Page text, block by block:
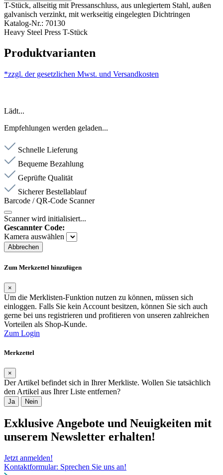
T-Stück, allseitig mit Pressanschluss, aus unlegiertem Stahl, außen
galvanisch verzinkt, mit werkseitig eingelegten Dichtringen
Katalog-Nr.: 70130
Heavy Steel Press T-Stück
Produktvarianten
*zzgl. der gesetzlichen Mwst. und Versandkosten
Lädt...
Empfehlungen werden geladen...
Schnelle Lieferung
Bequeme Bezahlung
Geprüfte Qualität
Sicherer Bestellablauf
Barcode / QR-Code Scanner
Scanner wird initialisiert...
Gescannter Code:
Kamera auswählen
Abbrechen
Zum Merkzettel hinzufügen
×
Um die Merklisten-Funktion nutzen zu können, müssen sich
einloggen. Falls Sie kein Account besitzen, können Sie sich auch
gerne bei uns registrieren und profitieren von unseren zahlreichen
Vorteilen als Shop-Kunde.
Zum Login
Merkzettel
×
Der Artikel befindet sich in Ihrer Merkliste. Wollen Sie tatsächlich
den Artikel aus Ihrer Liste entfernen?
Ja Nein
Exklusive Angebote und Neuigkeiten mit
unserem Newsletter erhalten!
Jetzt anmelden!
Kontaktformular: Sprechen Sie uns an!